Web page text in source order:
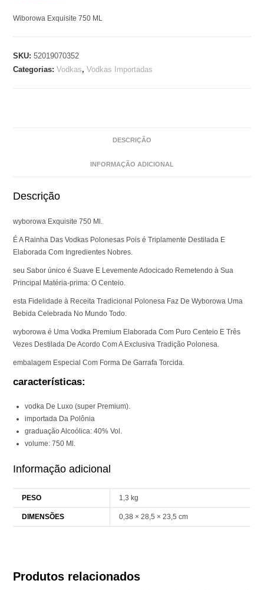
Wiborowa Exquisite 750 ML
SKU:52019070352
Categorias:Vodkas,Vodkas Importadas
DESCRIÇÃO
INFORMAÇÃO ADICIONAL
Descrição
wyborowa Exquisite 750 Ml.
É A Rainha Das Vodkas Polonesas Pois é Triplamente Destilada E
Elaborada Com Ingredientes Nobres.
seu Sabor único é Suave E Levemente Adocicado Remetendo à Sua
Principal Matéria-prima: O Centeio.
esta Fidelidade à Receita Tradicional Polonesa Faz De Wyborowa Uma
Bebida Celebrada No Mundo Todo.
wyborowa é Uma Vodka Premium Elaborada Com Puro Centeio E Três
Vezes Destilada De Acordo Com A Exclusiva Tradição Polonesa.
embalagem Especial Com Forma De Garrafa Torcida.
características:
vodka De Luxo (super Premium).
importada Da Polônia
graduação Alcoólica: 40% Vol.
volume: 750 Ml.
Informação adicional
PESO 1,3 kg
DIMENSÕES 0,38 × 28,5 × 23,5 cm
Produtos relacionados